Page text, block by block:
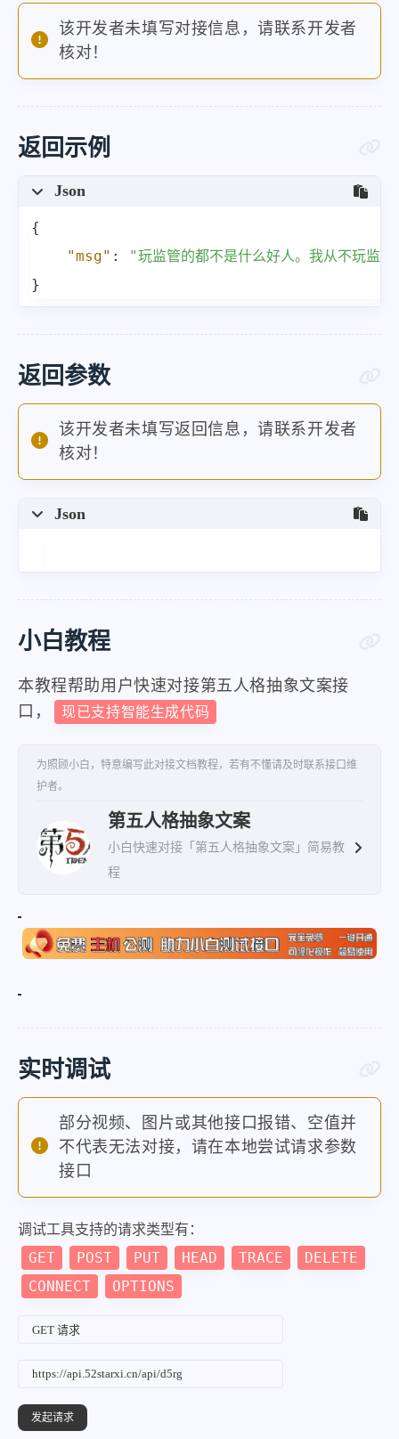
该开发者未填写对接信息，请联系开发者
核对！
返回示例
Json
{
"msg" :
"玩监管的都不是什么好人。我从不玩监
}
返回参数
该开发者未填写返回信息，请联系开发者
核对！
Json
小白教程
本教程帮助用户快速对接第五人格抽象文案接
口，
现已支持智能生成代码
为照顾小白，特意编写此对接文档教程，若有不懂请及时联系接口维
护者。
第五人格抽象文案
小白快速对接「第五人格抽象文案」简易教
程
实时调试
部分视频、图片或其他接口报错、空值并
不代表无法对接，请在本地尝试请求参数
接口
调试工具支持的请求类型有：
GET POST PUT HEAD TRACE
DELETE
CONNECT
OPTIONS